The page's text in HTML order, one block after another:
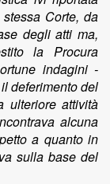
Corte, da
degli atti ma,
la Procura
indagini -
deferimento del
attività
alcuna
a quanto in
sulla base del